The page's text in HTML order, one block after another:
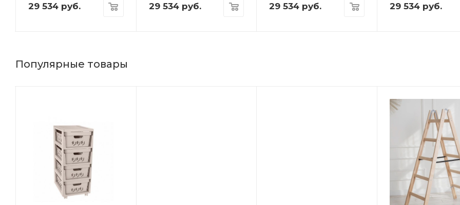
29 534руб. 29 534руб. 29 534 руб. 29 534 руб.
Популярные товары